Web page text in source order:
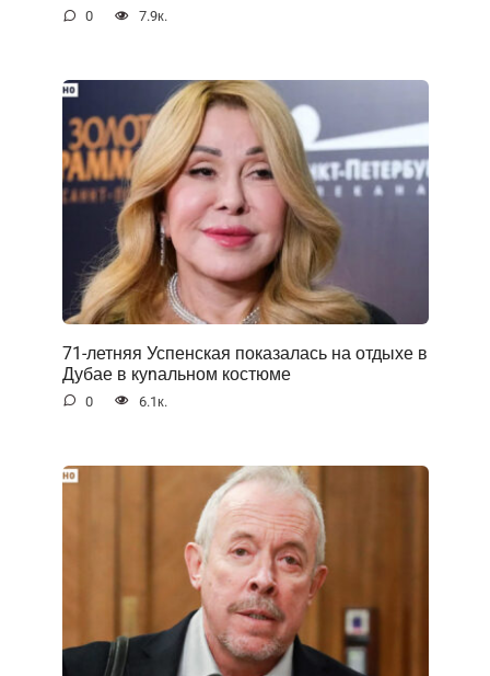
0 7.9к.
71-летняя Успенская показалась на отдыхе в
Дубае в куnальном костюме
0 6.1к.